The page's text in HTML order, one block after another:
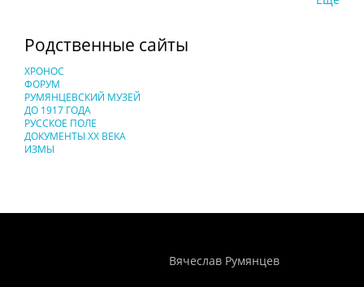
Родственные сайты
ХРОНОС
ФОРУМ
РУМЯНЦЕВСКИЙ МУЗЕЙ
ДО 1917 ГОДА
РУССКОЕ ПОЛЕ
ДОКУМЕНТЫ XX ВЕКА
ИЗМЫ
Вячеслав Румянцев